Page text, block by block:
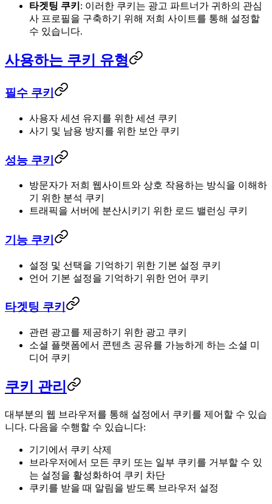
타겟팅 쿠키 : 이러한 쿠키는 광고 파트너가 귀하의 관심
사 프로필을 구축하기 위해 저희 사이트를 통해 설정할
수 있습니다.
사용하는 쿠키 유형
필수 쿠키
사용자 세션 유지를 위한 세션 쿠키
사기 및 남용 방지를 위한 보안 쿠키
성능 쿠키
방문자가 저희 웹사이트와 상호 작용하는 방식을 이해하
기 위한 분석 쿠키
트래픽을 서버에 분산시키기 위한 로드 밸런싱 쿠키
기능 쿠키
설정 및 선택을 기억하기 위한 기본 설정 쿠키
언어 기본 설정을 기억하기 위한 언어 쿠키
타겟팅 쿠키
관련 광고를 제공하기 위한 광고 쿠키
소셜 플랫폼에서 콘텐츠 공유를 가능하게 하는 소셜 미
디어 쿠키
쿠키 관리
대부분의 웹 브라우저를 통해 설정에서 쿠키를 제어할 수 있습
니다. 다음을 수행할 수 있습니다:
기기에서 쿠키 삭제
브라우저에서 모든 쿠키 또는 일부 쿠키를 거부할 수 있
는 설정을 활성화하여 쿠키 차단
쿠키를 받을 때 알림을 받도록 브라우저 설정